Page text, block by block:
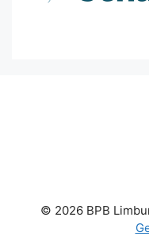
© 2026 BPB